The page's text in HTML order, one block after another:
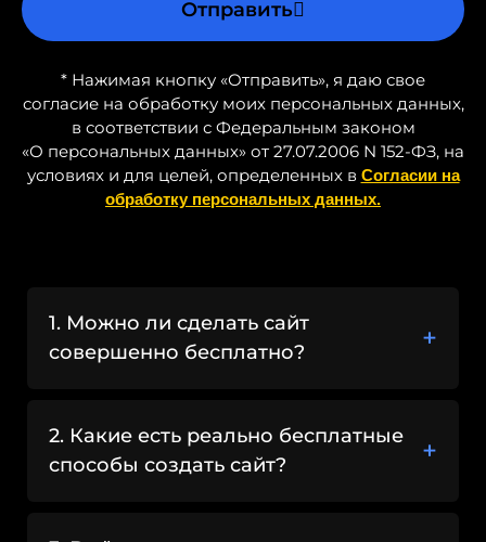
— это не выход?
Если ваш сайт нужен длябизнеса, то
бесплатные конструкторы — это не то
решение, которое обеспечит вам успех.
Такие сайты не могут быть
адаптированы под реальные бизнес-
задачи и не принесут тех результатов,
работать, привлекать клиентов и
решать задачи, связанные с
продвижением.
обратиться к
профессионалам
Отправить
* Нажимая кнопку «Отправить», я даю свое
согласие на обработку моих персональных данных,
в соответствии с Федеральным законом
«О персональных данных» от 27.07.2006 N 152-ФЗ, на
условиях и для целей, определенных в Согласии на
обработку персональных данных.
1. Можно ли сделать сайт
совершенно бесплатно?
2. Какие есть реально бесплатные
способы создать сайт?